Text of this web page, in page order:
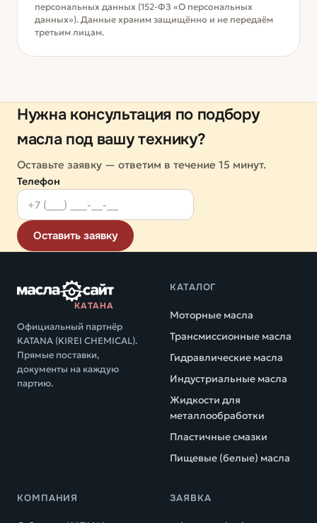
персональных данных (152-ФЗ «О персональных
данных»). Данные храним защищённо и не передаём
третьим лицам.
Нужна консультация по подбору
масла под вашу технику?
Оставьте заявку — ответим в течение 15 минут.
Телефон
Оставить заявку
КАТАНА
Официальный партнёр
KATANA (KIREI CHEMICAL).
Прямые поставки,
документы на каждую
партию.
КАТАЛОГ
Моторные масла
Трансмиссионные масла
Гидравлические масла
Индустриальные масла
Жидкости для
металлообработки
Пластичные смазки
Пищевые (белые) масла
КОМПАНИЯ ЗАЯВКА